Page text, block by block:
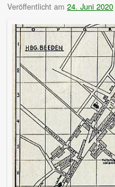
Veröffentlicht am 24. Juni 2020